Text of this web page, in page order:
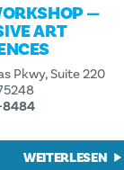
—
ART
Pkwy, Suite 220
8484
WEITERLESEN